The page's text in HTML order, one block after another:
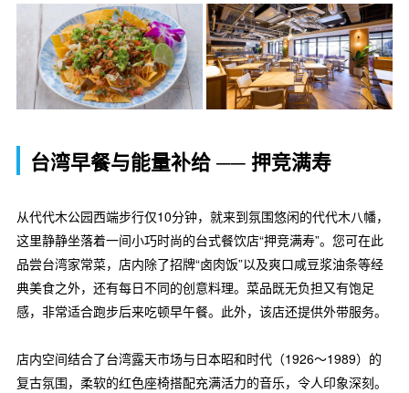
台湾早餐与能量补给 ── 押竞满寿
从代代木公园西端步行仅10分钟，就来到氛围悠闲的代代木八幡，
这里静静坐落着一间小巧时尚的台式餐饮店“押竞满寿”。您可在此
品尝台湾家常菜，店内除了招牌“卤肉饭”以及爽口咸豆浆油条等经
典美食之外，还有每日不同的创意料理。菜品既无负担又有饱足
感，非常适合跑步后来吃顿早午餐。此外，该店还提供外带服务。
店内空间结合了台湾露天市场与日本昭和时代（1926～1989）的
复古氛围，柔软的红色座椅搭配充满活力的音乐，令人印象深刻。